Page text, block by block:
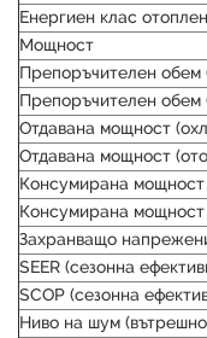
Енергиен клас
Мощност
Препоръчителен обем
Препоръчителен обем
Отдавана мощност
Отдавана мощност
Консумирана
Консумирана мощност
Захранващо
SEER (сезонна
SCOP (сезонна
Ниво на шум